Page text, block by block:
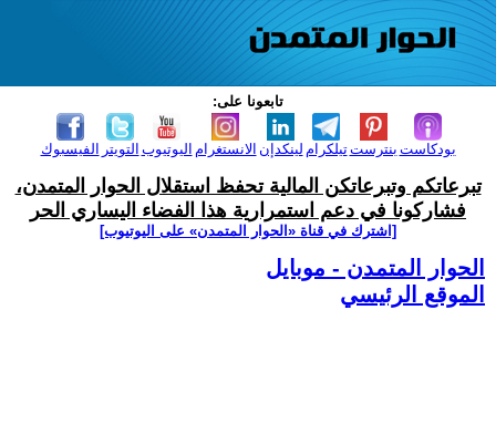
تابعونا على:
الفيسبوك التويتر اليوتيوب الانستغرام لينكدإن تيلكرامبنترست بودكاست
تبرعاتكم وتبرعاتكن المالية تحفظ استقلال الحوار المتمدن،
فشاركونا في دعم استمرارية هذا الفضاء اليساري الحر
[اشترك في قناة ‫«الحوار المتمدن» على اليوتيوب]
الحوار المتمدن - موبايل
الموقع الرئيسي